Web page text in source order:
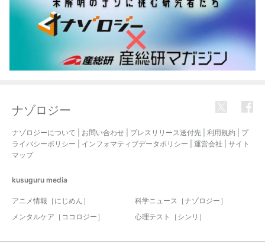
ナゾロジー
ナゾロジーについて お問い合わせ プレスリリース送付先 利用規約
プ
ライバシーポリシー
インフォマティブデータポリシー 運営会社
サイト
マップ
kusuguru media
アニメ情報［にじめん］
科学ニュース［ナゾロジー］
メンタルケア［ココロジー］
心理テスト［シンリ］